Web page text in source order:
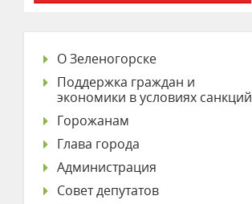
О Зеленогорске
Поддержка граждан и
экономики в условиях санкций
Горожанам
Глава города
Администрация
Совет депутатов